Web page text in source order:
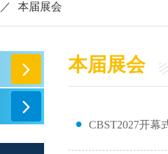
／ 本届展会
本届展会
● CBST2027开幕